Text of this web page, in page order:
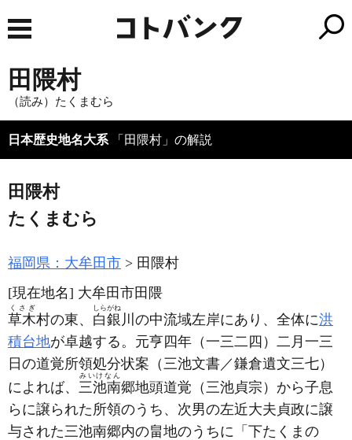
田隈村
（読み）たくまむら
日本歴史地名大系 「田隈村」の解説
田隈村
たくまむら
福岡県：大牟田市
田隈村
[現在地名] 大牟田市田隈
草木
くさぎ
村の東、 白銀
しらがね
川の中流域左岸にあり、全体に洪
積台地が卓越する。元亨四年 （一三二四） 二月一三
日の道覚所領処分状案 （三池文書／鎌倉遺文三七）
によれば、 三池南
みいけなん
郷地頭道覚 （三池貞宗） から子息
らに譲られた所領のうち、次男の左近大夫貞政に譲
与された三池南郷内の畠地のうちに「下たくまの